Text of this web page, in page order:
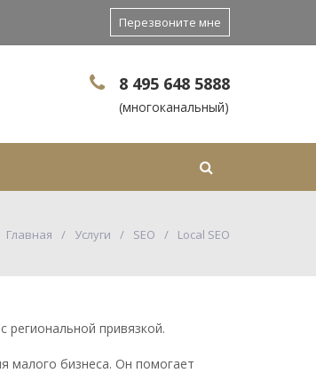
Перезвоните мне
8 495 648 5888
(многоканальный)
Главная Услуги SEO Local SEO
региональной привязкой.
малого бизнеса. Он помогает